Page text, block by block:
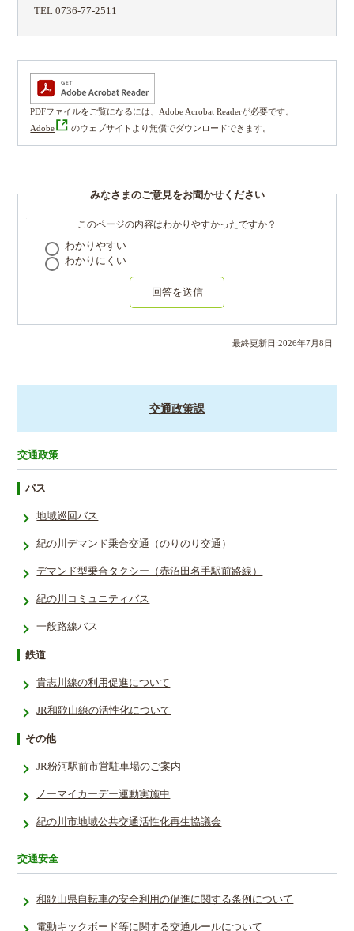
TEL 0736-77-2511
PDFファイルをご覧になるには、Adobe Acrobat Readerが必要です。
Adobe
のウェブサイトより無償でダウンロードできます。
みなさまのご意見をお聞かせください
このページの内容はわかりやすかったですか？
わかりやすい
わかりにくい
回答を送信
最終更新日:2026年7月8日
交通政策課
交通政策
バス
地域巡回バス
紀の川デマンド乗合交通（のりのり交通）
デマンド型乗合タクシー（赤沼田名手駅前路線）
紀の川コミュニティバス
一般路線バス
鉄道
貴志川線の利用促進について
JR和歌山線の活性化について
その他
JR粉河駅前市営駐車場のご案内
ノーマイカーデー運動実施中
紀の川市地域公共交通活性化再生協議会
交通安全
和歌山県自転車の安全利用の促進に関する条例について
電動キックボード等に関する交通ルールについて